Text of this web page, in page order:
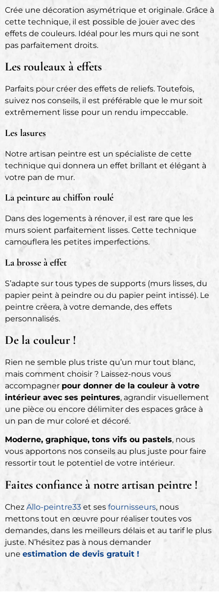
Crée une décoration asymétrique et originale. Grâce à
cette technique, il est possible de jouer avec des
effets de couleurs. Idéal pour les murs qui ne sont
pas parfaitement droits.
Les rouleaux à effets
Parfaits pour créer des effets de reliefs. Toutefois,
suivez nos conseils, il est préférable que le mur soit
extrêmement lisse pour un rendu impeccable.
Les lasures
Notre artisan peintre est un spécialiste de cette
technique qui donnera un effet brillant et élégant à
votre pan de mur.
La peinture au chiffon roulé
Dans des logements à rénover, il est rare que les
murs soient parfaitement lisses. Cette technique
camouflera les petites imperfections.
La brosse à effet
S’adapte sur tous types de supports (murs lisses, du
papier peint à peindre ou du papier peint intissé). Le
peintre créera, à votre demande, des effets
personnalisés.
De la couleur !
Rien ne semble plus triste qu’un mur tout blanc,
mais comment choisir ? Laissez-nous vous
accompagner pour donner de la couleur à votre
intérieur avec ses peintures, agrandir visuellement
une pièce ou encore délimiter des espaces grâce à
un pan de mur coloré et décoré.
Moderne, graphique, tons vifs ou pastels, nous
vous apportons nos conseils au plus juste pour faire
ressortir tout le potentiel de votre intérieur.
Faites confiance à notre artisan peintre !
Chez Allo-peintre33 et ses fournisseurs, nous
mettons tout en œuvre pour réaliser toutes vos
demandes, dans les meilleurs délais et au tarif le plus
juste. N’hésitez pas à nous demander
une estimation de devis gratuit !